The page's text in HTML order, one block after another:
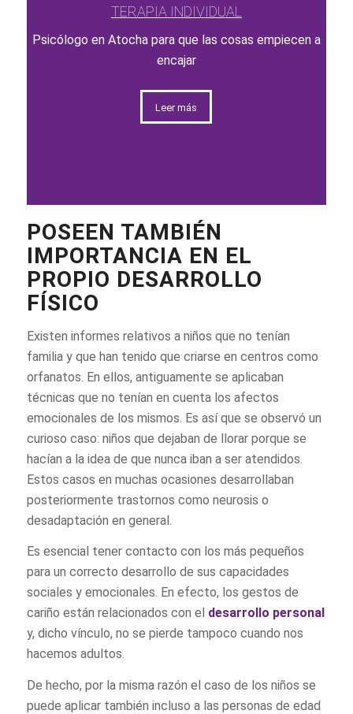
TERAPIA INDIVIDUAL
Psicólogo en Atocha para que las cosas empiecen a
encajar
Leer más
POSEEN TAMBIÉN
IMPORTANCIA EN EL
PROPIO DESARROLLO
FÍSICO
Existen informes relativos a niños que no tenían
familia y que han tenido que criarse en centros como
orfanatos. En ellos, antiguamente se aplicaban
técnicas que no tenían en cuenta los afectos
emocionales de los mismos. Es así que se observó un
curioso caso: niños que dejaban de llorar porque se
hacían a la idea de que nunca iban a ser atendidos.
Estos casos en muchas ocasiones desarrollaban
posteriormente trastornos como neurosis o
desadaptación en general.
Es esencial tener contacto con los más pequeños
para un correcto desarrollo de sus capacidades
sociales y emocionales. En efecto, los gestos de
cariño están relacionados con el desarrollo personal
y, dicho vínculo, no se pierde tampoco cuando nos
hacemos adultos.
De hecho, por la misma razón el caso de los niños se
puede aplicar también incluso a las personas de edad